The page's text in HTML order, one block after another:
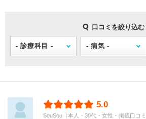
口コミを絞り込む
5.0
SouSou（本人・30代・女性・掲載口コミ